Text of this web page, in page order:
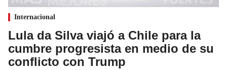
Internacional
Lula da Silva viajó a Chile para la
cumbre progresista en medio de su
conflicto con Trump